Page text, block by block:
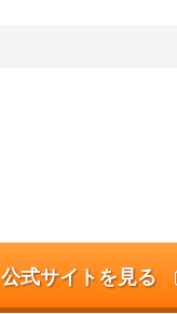
公式サイトを見る